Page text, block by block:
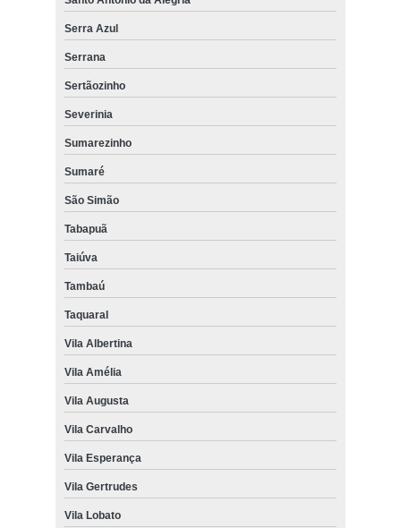
Serra Azul
Serrana
Sertãozinho
Severinia
Sumarezinho
Sumaré
São Simão
Tabapuã
Taiúva
Tambaú
Taquaral
Vila Albertina
Vila Amélia
Vila Augusta
Vila Carvalho
Vila Esperança
Vila Gertrudes
Vila Lobato